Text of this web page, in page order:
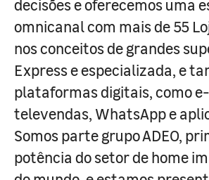
decisões e oferecemos uma
omnicanal com mais de 55
nos conceitos de grandes
Express e especializada, e
plataformas digitais, como
televendas, WhatsApp e
Somos parte grupo ADEO,
potência do setor de home